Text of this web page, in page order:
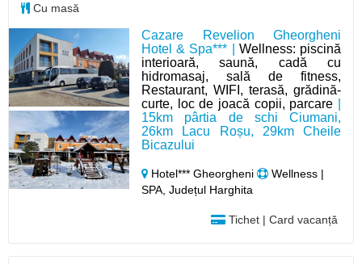
Cazare Revelion Gheorgheni
Hotel & Spa*** | Wellness: piscină
interioară, saună, cadă cu
hidromasaj, sală de fitness,
Restaurant, WIFI, terasă, grădină-
curte, loc de joacă copii, parcare
15km pârtia de schi Ciumani,
26km Lacu Roșu, 29km Cheile
Bicazului
Hotel*** Gheorgheni
Wellness |
SPA, Județul Harghita
Tichet | Card vacanță
Cu masă